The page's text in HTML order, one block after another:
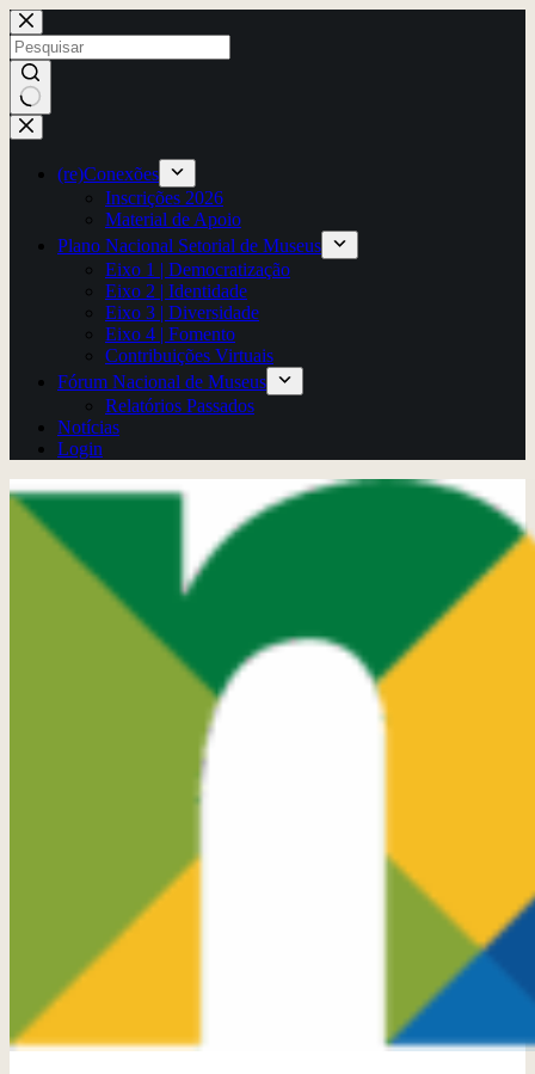
Pular
para
o
conteúdo
Sem
resultados
(re)Conexões
Inscrições 2026
Material de Apoio
Plano Nacional Setorial de Museus
Eixo 1 | Democratização
Eixo 2 | Identidade
Eixo 3 | Diversidade
Eixo 4 | Fomento
Contribuições Virtuais
Fórum Nacional de Museus
Relatórios Passados
Notícias
Login